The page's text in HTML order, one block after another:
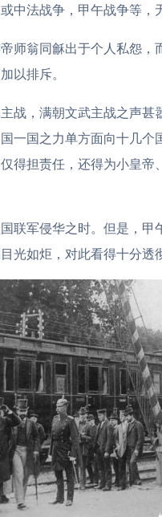
中法战争，甲午战争等，
师翁同龢出于个人私怨，
以排斥。
战，满朝文武主战之声
一国之力单方面向十几个
得担责任，还得为小皇
联军侵华之时。但是，
光如炬，对此看得十分透